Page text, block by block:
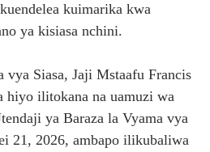
kuimarika kwa
ya kisiasa nchini.
Siasa, Jaji Mstaafu Francis
hiyo ilitokana na uamuzi wa
ya Baraza la Vyama vya
21, 2026, ambapo ilikubaliwa